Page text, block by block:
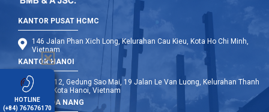
KANTOR PUSAT HCMC
146 Jalan Phan Xich Long, Kelurahan Cau Kieu, Kota Ho Chi Minh,
Vietnam
KANTOR HANOI
Lantai 12, Gedung Sao Mai, 19 Jalan Le Van Luong, Kelurahan Thanh
Xuan, Kota Hanoi, Vietnam
KANTOR DA NANG
HOTLINE
(+84) 767676170